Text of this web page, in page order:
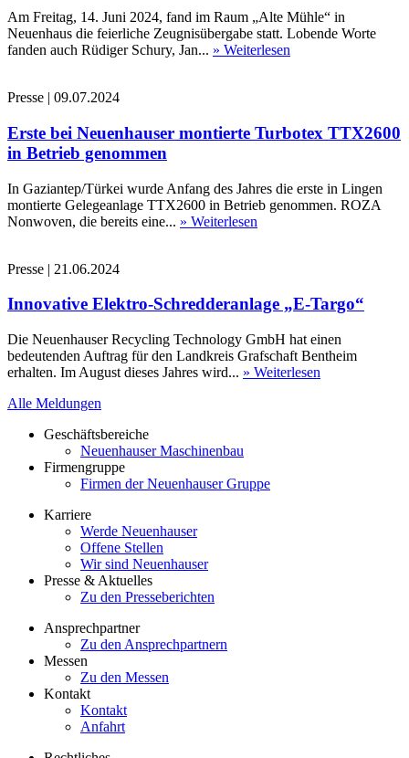
Am Freitag, 14. Juni 2024, fand im Raum „Alte Mühle“ in
Neuenhaus die feierliche Zeugnisübergabe statt. Lobende Worte
fanden auch Rüdiger Schury, Jan... » Weiterlesen
Presse | 09.07.2024
Erste bei Neuenhauser montierte Turbotex TTX2600
in Betrieb genommen
In Gaziantep/Türkei wurde Anfang des Jahres die erste in Lingen
montierte Gelegeanlage TTX2600 in Betrieb genommen. ROZA
Nonwoven, die bereits eine... » Weiterlesen
Presse | 21.06.2024
Innovative Elektro-Schredderanlage „E-Targo“
Die Neuenhauser Recycling Technology GmbH hat einen
bedeutenden Auftrag für den Landkreis Grafschaft Bentheim
erhalten. Im August dieses Jahres wird... » Weiterlesen
Alle Meldungen
Geschäftsbereiche
Neuenhauser Maschinenbau
Firmengruppe
Firmen der Neuenhauser Gruppe
Karriere
Werde Neuenhauser
Offene Stellen
Wir sind Neuenhauser
Presse & Aktuelles
Zu den Presseberichten
Ansprechpartner
Zu den Ansprechpartnern
Messen
Zu den Messen
Kontakt
Kontakt
Anfahrt